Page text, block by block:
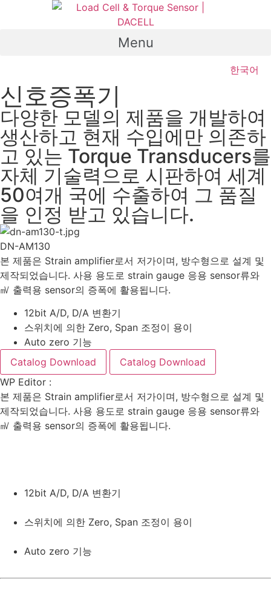
Menu
한국어
신호증폭기
다양한 모델의 제품을 개발하여
생산하고 현재 수입에만 의존하
고 있는 Torque Transducers를
자체 기술력으로 시판하여 세계
50여개 국에 수출하여 그 품질
을 인정 받고 있습니다.
DN-AM130
본 제품은 Strain amplifier로서 저가이며, 방수형으로 설계 및
제작되었습니다. 사용 용도로 strain gauge 응용 sensor류와
㎷ 출력용 sensor의 증폭에 활용됩니다.
12bit A/D, D/A 변환기
스위치에 의한 Zero, Span 조정이 용이
Auto zero 기능
Catalog Download
Catalog Download
WP Editor :
본 제품은 Strain amplifier로서 저가이며, 방수형으로 설계 및
제작되었습니다. 사용 용도로 strain gauge 응용 sensor류와
㎷ 출력용 sensor의 증폭에 활용됩니다.
12bit A/D, D/A 변환기
스위치에 의한 Zero, Span 조정이 용이
Auto zero 기능